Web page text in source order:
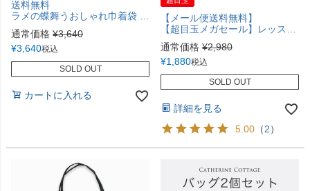
送料無料
ラメの蝶舞うおしゃれ巾着袋 3枚セット 体操服入れ スクール レッスンバッグ 巾着 通園通学グッズ TAK
通常価格 ¥3,640
¥3,640税込
SOLD OUT
カートに入れる
【メール便送料無料】
【超目玉メガセール】レッスンバッグ 女の子 おしゃれ リボンレッスンバッグ 裏地あり ネイビー 紺 絵本バッグ 幼稚園 小学校 通園通学 お受験 お稽古 ピアノ シンプル 上品 スクール レッスンバック・巾着 YUP12《メール便優先商品》
通常価格 ¥2,980
¥1,880税込
SOLD OUT
詳細を見る
5.00 （2）